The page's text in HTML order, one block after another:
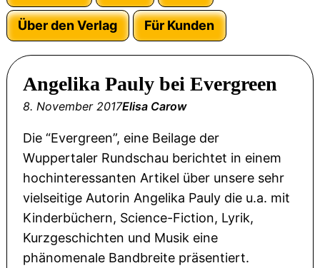
Über den Verlag Für Kunden
Angelika Pauly bei Evergreen
8. November 2017Elisa Carow
Die “Evergreen”, eine Beilage der
Wuppertaler Rundschau berichtet in einem
hochinteressanten Artikel über unsere sehr
vielseitige Autorin Angelika Pauly die u.a. mit
Kinderbüchern, Science-Fiction, Lyrik,
Kurzgeschichten und Musik eine
phänomenale Bandbreite präsentiert.